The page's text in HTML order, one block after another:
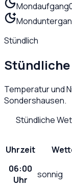
Mondaufgang
Stündlich
Temperatur und
Sondershausen.
Stündliche
Uhrzeit
06:00
Uhr
sonnig